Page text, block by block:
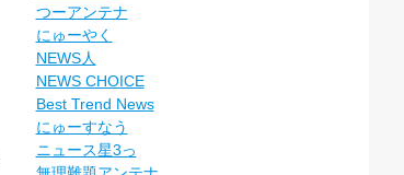
つーアンテナ
にゅーやく
NEWS人
NEWS CHOICE
Best Trend News
にゅーすなう
ニュース星3っ